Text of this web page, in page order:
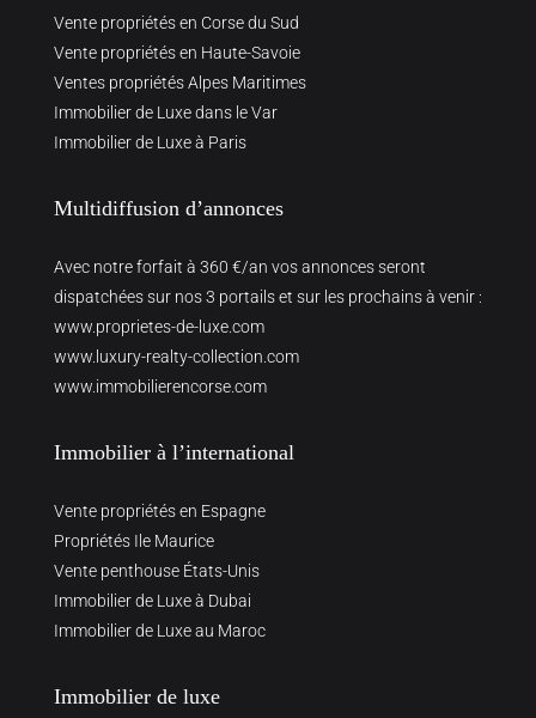
Vente propriétés en Corse du Sud
Vente propriétés en Haute-Savoie
Ventes propriétés Alpes Maritimes
Immobilier de Luxe dans le Var
Immobilier de Luxe à Paris
Multidiffusion d’annonces
Avec notre forfait à 360 €/an vos annonces seront
dispatchées sur nos 3 portails et sur les prochains à venir :
www.proprietes-de-luxe.com
www.luxury-realty-collection.com
www.immobilierencorse.com
Immobilier à l’international
Vente propriétés en Espagne
Propriétés Ile Maurice
Vente penthouse États-Unis
Immobilier de Luxe à Dubai
Immobilier de Luxe au Maroc
Immobilier de luxe